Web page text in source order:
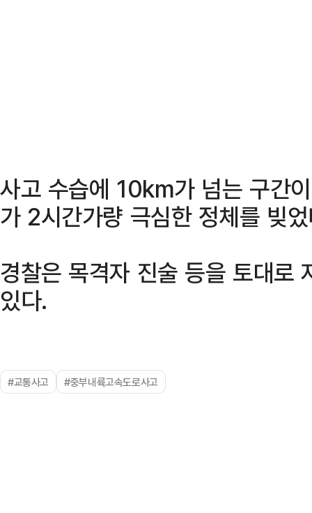
사고 수습에 10km가 넘는 구간
가 2시간가량 극심한 정체를 빚
경찰은 목격자 진술 등을 토대로
있다.
#교통사고 #중부내륙고속도로사고